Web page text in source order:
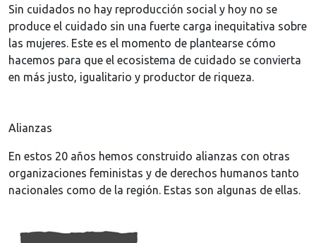
Sin cuidados no hay reproducción social y hoy no se
produce el cuidado sin una fuerte carga inequitativa sobre
las mujeres. Este es el momento de plantearse cómo
hacemos para que el ecosistema de cuidado se convierta
en más justo, igualitario y productor de riqueza.
Alianzas
En estos 20 años hemos construido alianzas con otras
organizaciones feministas y de derechos humanos tanto
nacionales como de la región. Estas son algunas de ellas.